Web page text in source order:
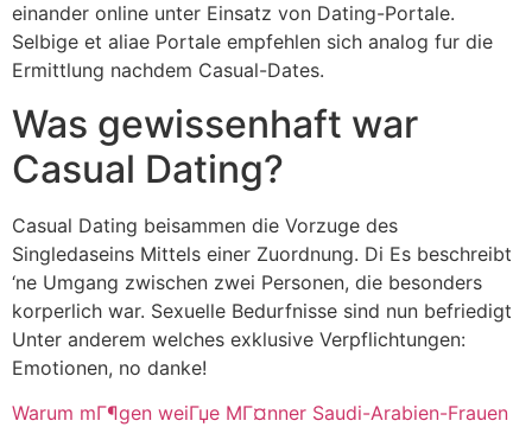
einander online unter Einsatz von Dating-Portale.
Selbige et aliae Portale empfehlen sich analog fur die
Ermittlung nachdem Casual-Dates.
Was gewissenhaft war
Casual Dating?
Casual Dating beisammen die Vorzuge des
Singledaseins Mittels einer Zuordnung. Di Es beschreibt
‘ne Umgang zwischen zwei Personen, die besonders
korperlich war. Sexuelle Bedurfnisse sind nun befriedigt
Unter anderem welches exklusive Verpflichtungen:
Emotionen, no danke!
Warum mГ¶gen weiГџe MГ¤nner Saudi-Arabien-Frauen